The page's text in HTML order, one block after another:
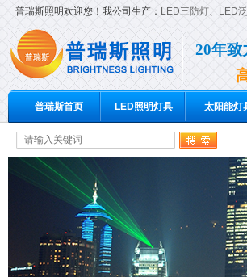
普瑞斯照明欢迎您！我公司生产： LED三防灯、 LED
20年致
普瑞斯首页 LED照明灯具 太阳能灯